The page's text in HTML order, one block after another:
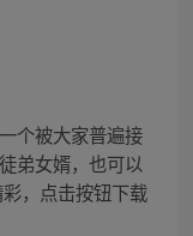
个被大家普遍接
弟女婿，也可以
，点击按钮下载